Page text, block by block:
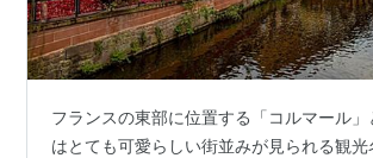
フランスの東部に位置する「コルマール
はとても可愛らしい街並みが見られる観